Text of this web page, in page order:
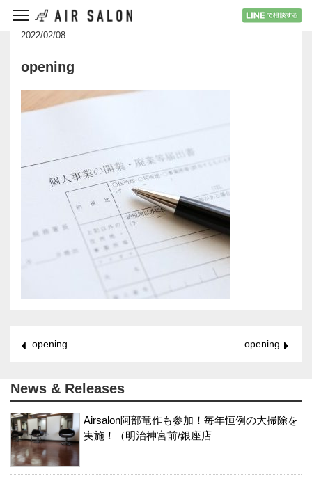
2022/02/08
opening
opening opening
News & Releases
Airsalon阿部竜作も参加！毎年恒例の大掃除を
実施！（明治神宮前/銀座店